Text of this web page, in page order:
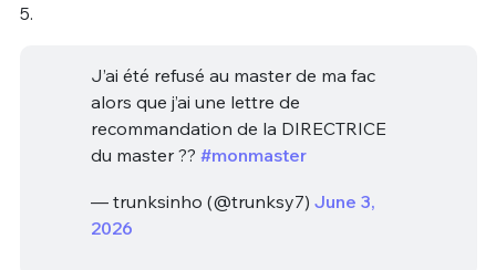
5.
J’ai été refusé au master de ma fac
alors que j’ai une lettre de
recommandation de la DIRECTRICE
du master ?? #monmaster
— trunksinho (@trunksy7) June 3,
2026